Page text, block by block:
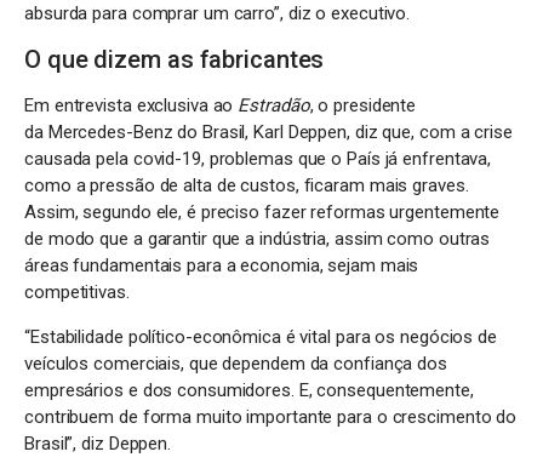
absurda para comprar um carro”, diz o executivo.
O que dizem as fabricantes
Em entrevista exclusiva ao Estradão, o presidente
da Mercedes-Benz do Brasil, Karl Deppen, diz que, com a crise
causada pela covid-19, problemas que o País já enfrentava,
como a pressão de alta de custos, ficaram mais graves.
Assim, segundo ele, é preciso fazer reformas urgentemente
de modo que a garantir que a indústria, assim como outras
áreas fundamentais para a economia, sejam mais
competitivas.
“Estabilidade político-econômica é vital para os negócios de
veículos comerciais, que dependem da confiança dos
empresários e dos consumidores. E, consequentemente,
contribuem de forma muito importante para o crescimento do
Brasil”, diz Deppen.